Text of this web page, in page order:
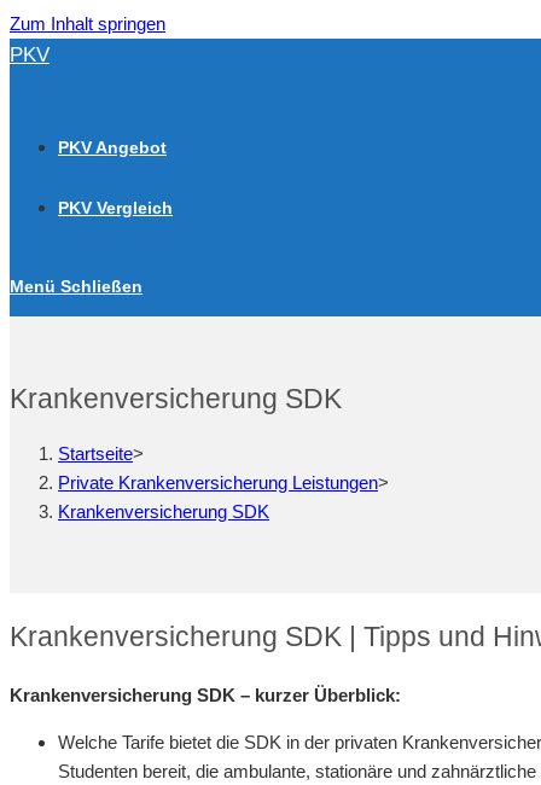
Zum Inhalt springen
PKV
PKV Angebot
PKV Vergleich
Menü Schließen
Krankenversicherung SDK
Startseite>
Private Krankenversicherung Leistungen>
Krankenversicherung SDK
Krankenversicherung SDK | Tipps und
Krankenversicherung SDK – kurzer Überblick:
Welche Tarife bietet die SDK in der privaten
Studenten bereit, die ambulante, stationäre und